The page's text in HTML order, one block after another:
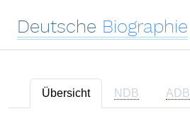
Deutsche Biographie
Übersicht NDB ADB